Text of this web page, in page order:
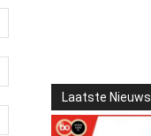
Laatste Nieuws